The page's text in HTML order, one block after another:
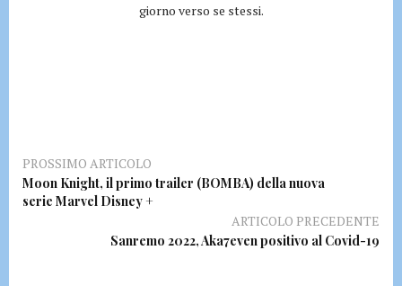
giorno verso se stessi.
PROSSIMO ARTICOLO
Moon Knight, il primo trailer (BOMBA) della nuova
serie Marvel Disney +
ARTICOLO PRECEDENTE
Sanremo 2022, Aka7even positivo al Covid-19